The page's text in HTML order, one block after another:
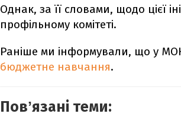
Однак, за її словами, щодо цієї
профільному комітеті.
Раніше ми інформували, що у
бюджетне навчання.
Повʼязані теми: